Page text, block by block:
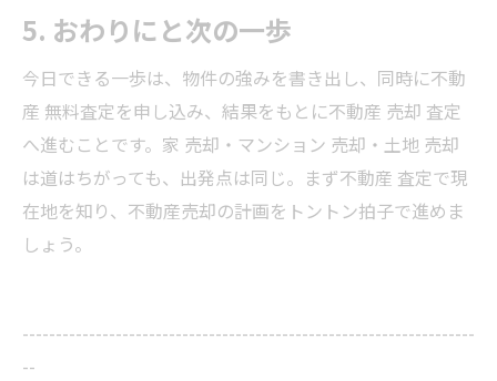
5. おわりにと次の一歩
今日できる一歩は、物件の強みを書き出し、同時に不動
産 無料査定を申し込み、結果をもとに不動産 売却 査定
へ進むことです。家 売却・マンション 売却・土地 売却
は道はちがっても、出発点は同じ。まず不動産 査定で現
在地を知り、不動産売却の計画をトントン拍子で進めま
しょう。
--------------------------------------------------------------------
--